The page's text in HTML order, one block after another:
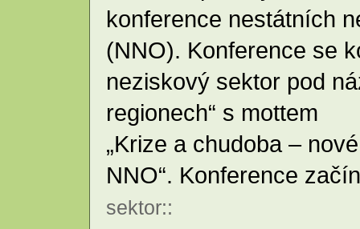
konference nestátních
(NNO). Konference se
neziskový sektor pod
regionech“ s mottem
„Krize a chudoba –
NNO“. Konference
sektor::